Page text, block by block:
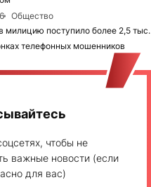
Общество
милицию поступило более 2,5 тыс.
телефонных мошенников
чтобы не
важные новости (если
для вас)